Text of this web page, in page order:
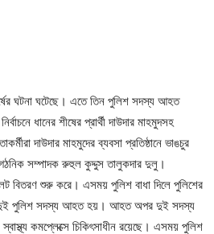
ঘটনা ঘটেছে। এতে তিন পুলিশ সদস্য আহত
ধানের শীষের প্রার্থী দাউদার মাহমুদসহ
দাউদার মাহমুদের ব্যবসা প্রতিষ্ঠানে ভাঙচুর
সম্পাদক রুহুল কুদ্দুস তালুকদার দুলু।
বিতরণ শুরু করে। এসময় পুলিশ বাধা দিলে পুলিশের
দুই পুলিশ সদস্য আহত হয়। আহত অপর দুই সদস্য
কমপ্লেক্সে চিকিৎসাধীন রয়েছে। এসময় পুলিশ